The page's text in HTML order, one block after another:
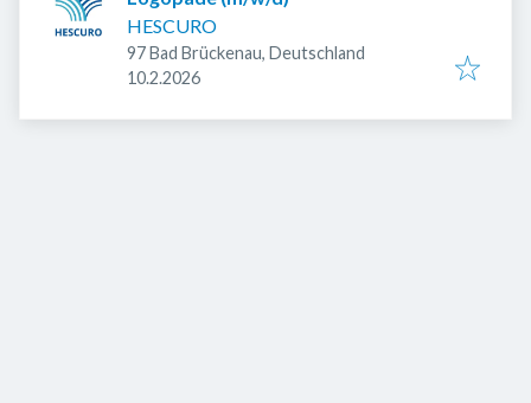
HESCURO
97 Bad Brückenau, Deutschland
Veröffentlicht
10.2.2026